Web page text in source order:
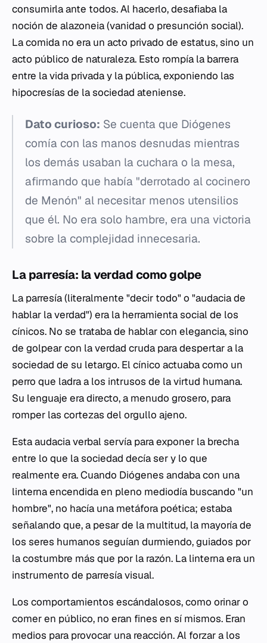
consumirla ante todos. Al hacerlo, desafiaba la
noción de alazoneia(vanidad o presunción social).
La comida no era un acto privado de estatus, sino un
acto público de naturaleza. Esto rompía la barrera
entre la vida privada y la pública, exponiendo las
hipocresías de la sociedad ateniense.
Dato curioso: Se cuenta que Diógenes
comía con las manos desnudas mientras
los demás usaban la cuchara o la mesa,
afirmando que había "derrotado al cocinero
de Menón" al necesitar menos utensilios
que él. No era solo hambre, era una victoria
sobre la complejidad innecesaria.
Laparresía: la verdad como golpe
La parresía(literalmente "decir todo" o "audacia de
hablar la verdad") era la herramienta social de los
cínicos. No se trataba de hablar con elegancia, sino
de golpear con la verdad cruda para despertar a la
sociedad de su letargo. El cínico actuaba como un
perro que ladra a los intrusos de la virtud humana.
Su lenguaje era directo, a menudo grosero, para
romper las cortezas del orgullo ajeno.
Esta audacia verbal servía para exponer la brecha
entre lo que la sociedad decía ser y lo que
realmente era. Cuando Diógenes andaba con una
linterna encendida en pleno mediodía buscando "un
hombre", no hacía una metáfora poética; estaba
señalando que, a pesar de la multitud, la mayoría de
los seres humanos seguían durmiendo, guiados por
la costumbre más que por la razón. La linterna era un
instrumento de parresíavisual.
Los comportamientos escándalosos, como orinar o
comer en público, no eran fines en sí mismos. Eran
medios para provocar una reacción. Al forzar a los